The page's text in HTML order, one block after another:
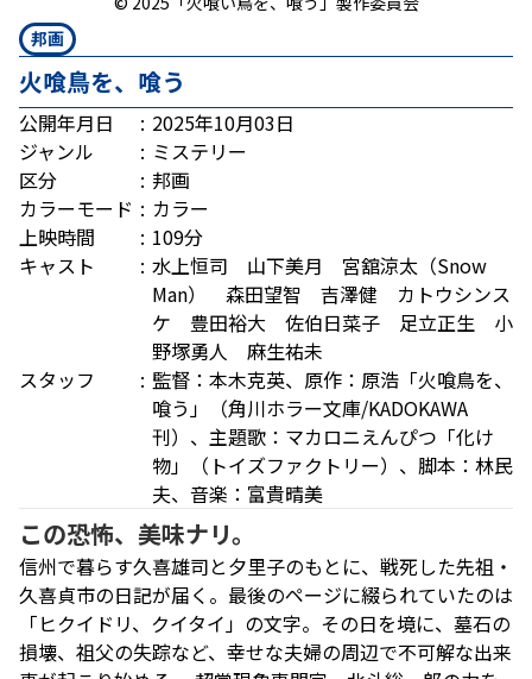
火喰鳥を、喰う
公開年月日
2025年10月03日
ジャンル
ミステリー
区分
邦画
カラーモード
カラー
上映時間
109分
キャスト
水上恒司 山下美月 宮舘涼太（Snow
Man） 森田望智 吉澤健 カトウシンス
ケ 豊田裕大 佐伯日菜子 足立正生 小
野塚勇人 麻生祐未
スタッフ
監督：本木克英、原作：原浩「火喰鳥を、
喰う」（角川ホラー文庫/KADOKAWA
刊）、主題歌：マカロニえんぴつ「化け
物」（トイズファクトリー）、脚本：林民
夫、音楽：富貴晴美
この恐怖、美味ナリ。
信州で暮らす久喜雄司と夕里子のもとに、戦死した先祖・
久喜貞市の日記が届く。最後のページに綴られていたのは
「ヒクイドリ、クイタイ」の文字。その日を境に、墓石の
損壊、祖父の失踪など、幸せな夫婦の周辺で不可解な出来
邦画